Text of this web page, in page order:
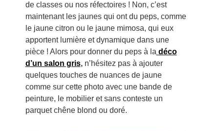
de classes ou nos réfectoires ! Non, c’est
maintenant les jaunes qui ont du peps, comme
le jaune citron ou le jaune mimosa, qui eux
apportent lumière et dynamique dans une
pièce ! Alors pour donner du peps à la déco
d’un salon gris,n’hésitez pas à ajouter
quelques touches de nuances de jaune
comme sur cette photo avec une bande de
peinture, le mobilier et sans conteste un
parquet chêne blond ou doré.